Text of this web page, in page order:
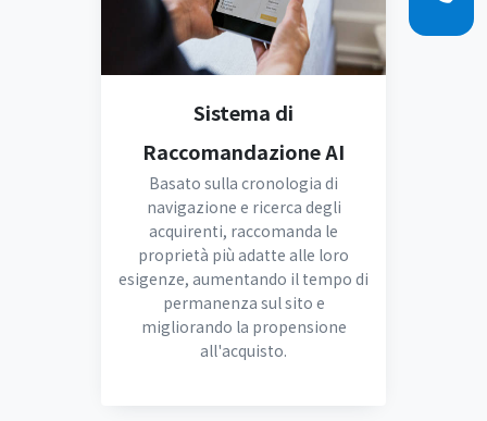
Sistema di
Raccomandazione AI
Basato sulla cronologia di
navigazione e ricerca degli
acquirenti, raccomanda le
proprietà più adatte alle loro
esigenze, aumentando il tempo di
permanenza sul sito e
migliorando la propensione
all'acquisto.